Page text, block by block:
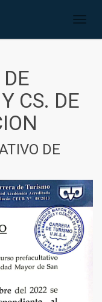
CS. DE
DE